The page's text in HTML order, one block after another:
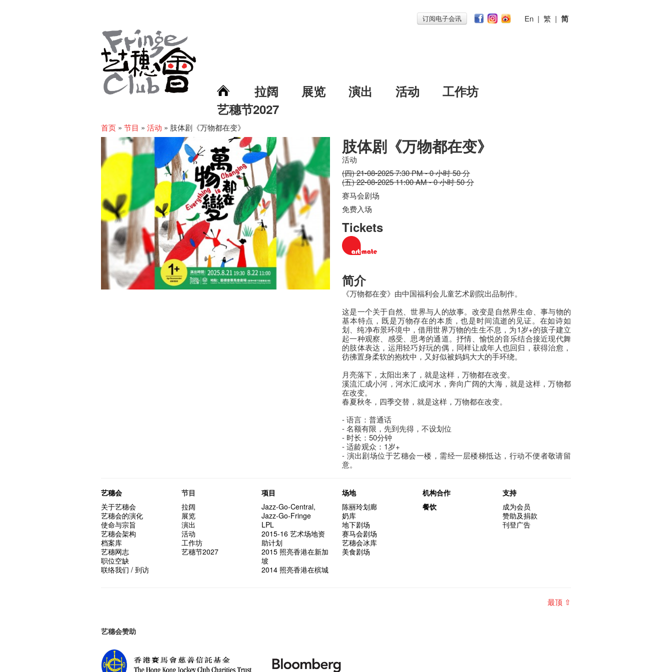
订阅电子会讯 En | 繁 | 简
拉阔 展览 演出 活动
工作坊
艺穗节2027
首页 » 节目 » 活动 » 肢体剧《万物都在变》
肢体剧《万物都在变》
活动
(四) 21-08-2025 7:30 PM - 0 小时 50 分
(五) 22-08-2025 11:00 AM - 0 小时 50 分
赛马会剧场
免费入场
Tickets
简介
《万物都在变》由中国福利会儿童艺术剧院出品制作。
这是一个关于自然、世界与人的故事。改变是自然界生命、事与物的
基本特点，既是万物存在的本质，也是时间流逝的见证。在如诗如
划、纯净布景环境中，借用世界万物的生生不息，为1岁+的孩子建立
起一种观察、感受、思考的通道。抒情、愉悦的音乐结合接近现代舞
的肢体表达，运用轻巧好玩的偶，同样让成年人也回归，获得治愈，
彷彿置身柔软的抱枕中，又好似被妈妈大大的手环绕。
月亮落下，太阳出来了，就是这样，万物都在改变。
溪流汇成小河，河水汇成河水，奔向广阔的大海，就是这样，万物都
在改变。
春夏秋冬，四季交替，就是这样，万物都在改变。
- 语言：普通话
- 名额有限，先到先得，不设划位
- 时长：50分钟
- 适龄观众：1岁+
- 演出剧场位于艺穗会一楼，需经一层楼梯抵达，行动不便者敬请留
意。
艺穗会
关于艺穗会
艺穗会的演化
使命与宗旨
艺穗会架构
档案库
艺穗网志
职位空缺
联络我们 / 到访
节目
拉阔
展览
演出
活动
工作坊
艺穗节2027
项目
Jazz-Go-Central,
Jazz-Go-Fringe
LPL
2015-16 艺术场地资
助计划
2015 照亮香港在新加
坡
2014 照亮香港在槟城
场地
陈丽玲划廊
奶库
地下剧场
赛马会剧场
艺穗会冰库
美食剧场
机构合作
餐饮
支持
成为会员
赞助及捐款
刊登广告
最顶 ⇧
艺穗会赞助